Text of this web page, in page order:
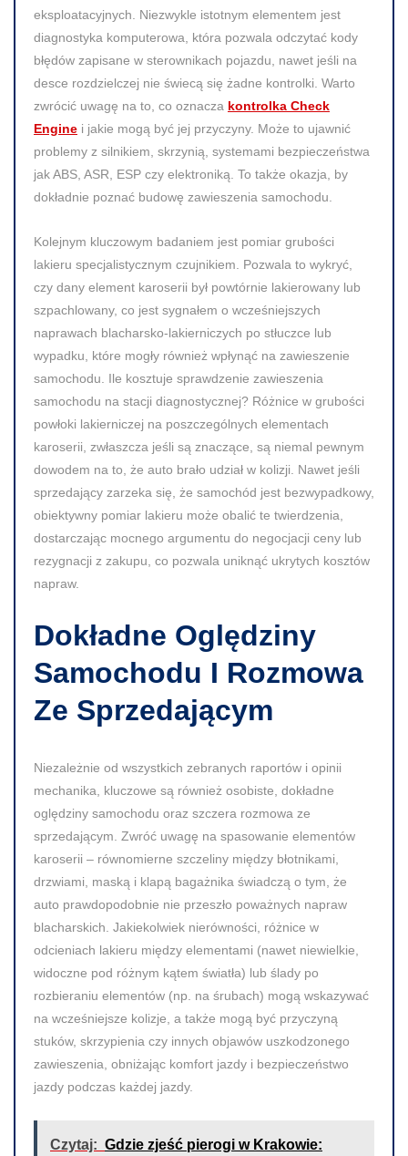
eksploatacyjnych. Niezwykle istotnym elementem jest
diagnostyka komputerowa, która pozwala odczytać kody
błędów zapisane w sterownikach pojazdu, nawet jeśli na
desce rozdzielczej nie świecą się żadne kontrolki. Warto
zwrócić uwagę na to, co oznacza kontrolka Check
Engine i jakie mogą być jej przyczyny. Może to ujawnić
problemy z silnikiem, skrzynią, systemami bezpieczeństwa
jak ABS, ASR, ESP czy elektroniką. To także okazja, by
dokładnie poznać budowę zawieszenia samochodu.
Kolejnym kluczowym badaniem jest pomiar grubości
lakieru specjalistycznym czujnikiem. Pozwala to wykryć,
czy dany element karoserii był powtórnie lakierowany lub
szpachlowany, co jest sygnałem o wcześniejszych
naprawach blacharsko-lakierniczych po stłuczce lub
wypadku, które mogły również wpłynąć na zawieszenie
samochodu. Ile kosztuje sprawdzenie zawieszenia
samochodu na stacji diagnostycznej? Różnice w grubości
powłoki lakierniczej na poszczególnych elementach
karoserii, zwłaszcza jeśli są znaczące, są niemal pewnym
dowodem na to, że auto brało udział w kolizji. Nawet jeśli
sprzedający zarzeka się, że samochód jest bezwypadkowy,
obiektywny pomiar lakieru może obalić te twierdzenia,
dostarczając mocnego argumentu do negocjacji ceny lub
rezygnacji z zakupu, co pozwala uniknąć ukrytych kosztów
napraw.
Dokładne Oględziny
Samochodu I Rozmowa
Ze Sprzedającym
Niezależnie od wszystkich zebranych raportów i opinii
mechanika, kluczowe są również osobiste, dokładne
oględziny samochodu oraz szczera rozmowa ze
sprzedającym. Zwróć uwagę na spasowanie elementów
karoserii – równomierne szczeliny między błotnikami,
drzwiami, maską i klapą bagażnika świadczą o tym, że
auto prawdopodobnie nie przeszło poważnych napraw
blacharskich. Jakiekolwiek nierówności, różnice w
odcieniach lakieru między elementami (nawet niewielkie,
widoczne pod różnym kątem światła) lub ślady po
rozbieraniu elementów (np. na śrubach) mogą wskazywać
na wcześniejsze kolizje, a także mogą być przyczyną
stuków, skrzypienia czy innych objawów uszkodzonego
zawieszenia, obniżając komfort jazdy i bezpieczeństwo
jazdy podczas każdej jazdy.
Czytaj: Gdzie zjeść pierogi w Krakowie: